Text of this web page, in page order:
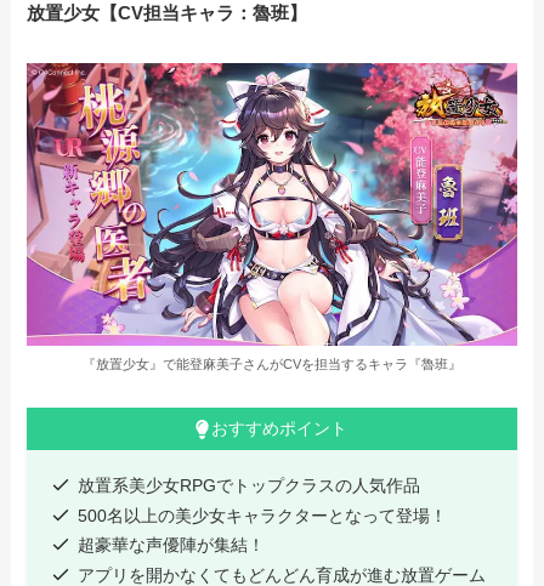
放置少女【CV担当キャラ：魯班】
『放置少女』で能登麻美子さんがCVを担当するキャラ『魯班』
おすすめポイント
放置系美少女RPGでトップクラスの人気作品
500名以上の美少女キャラクターとなって登場！
超豪華な声優陣が集結！
アプリを開かなくてもどんどん育成が進む放置ゲーム